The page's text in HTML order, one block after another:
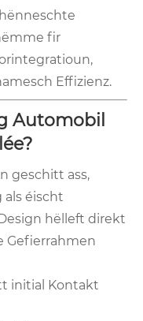
fir
Effizienz.
Automobil
geschitt ass,
éischt
hëlleft direkt
Gefierrahmen
initial Kontakt